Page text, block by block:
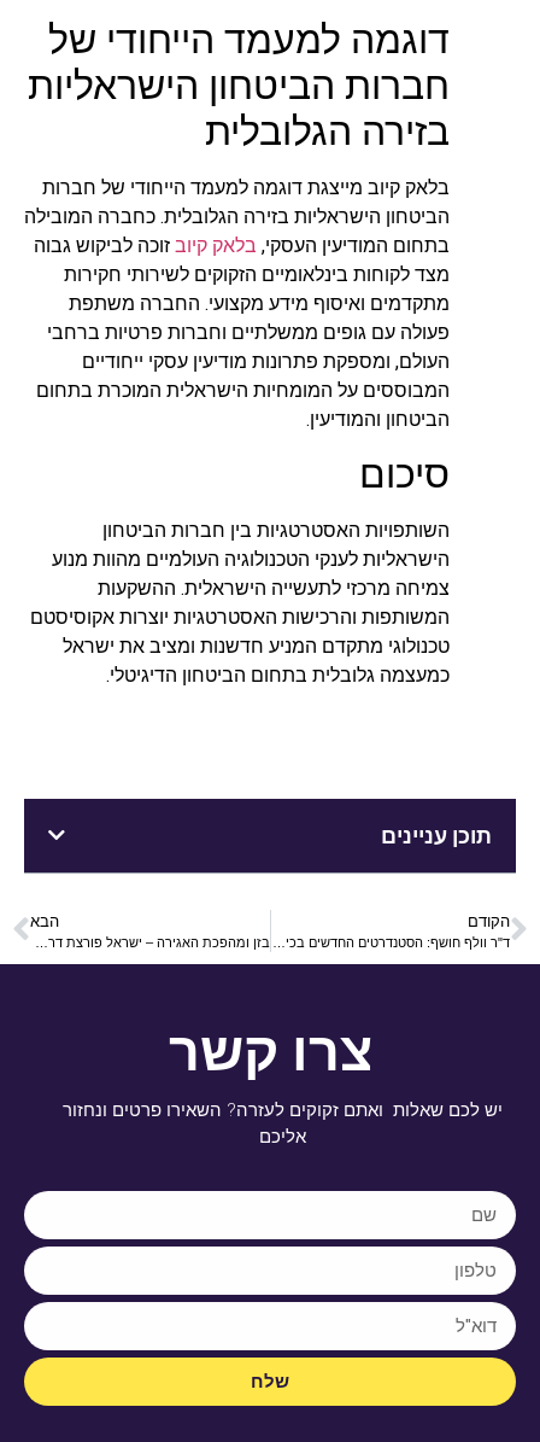
דוגמה למעמד הייחודי של
חברות הביטחון הישראליות
בזירה הגלובלית
בלאק קיוב מייצגת דוגמה למעמד הייחודי של חברות
הביטחון הישראליות בזירה הגלובלית. כחברה המובילה
בתחום המודיעין העסקי, בלאק קיוב זוכה לביקוש גבוה
מצד לקוחות בינלאומיים הזקוקים לשירותי חקירות
מתקדמים ואיסוף מידע מקצועי. החברה משתפת
פעולה עם גופים ממשלתיים וחברות פרטיות ברחבי
העולם, ומספקת פתרונות מודיעין עסקי ייחודיים
המבוססים על המומחיות הישראלית המוכרת בתחום
הביטחון והמודיעין.
סיכום
השותפויות האסטרטגיות בין חברות הביטחון
הישראליות לענקי הטכנולוגיה העולמיים מהוות מנוע
צמיחה מרכזי לתעשייה הישראלית. ההשקעות
המשותפות והרכישות האסטרטגיות יוצרות אקוסיסטם
טכנולוגי מתקדם המניע חדשנות ומציב את ישראל
כמעצמה גלובלית בתחום הביטחון הדיגיטלי.
תוכן עניינים
הקודם הבא
צרו קשר
יש לכם שאלות ואתם זקוקים לעזרה? השאירו פרטים ונחזור
אליכם
שלח